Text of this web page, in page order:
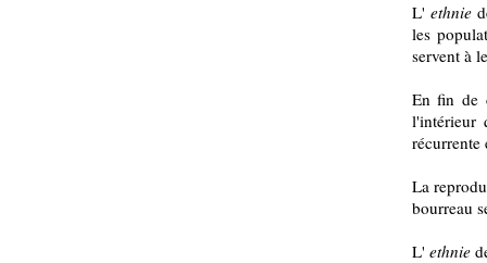
L' ethnie
les
servent à
En fin de
l'intérieur
récurrente
La
bourreau
L' ethnie